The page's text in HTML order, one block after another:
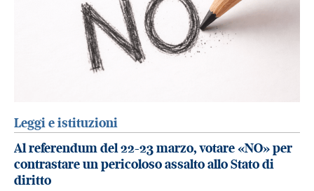
Leggi e istituzioni
Al referendum del 22-23 marzo, votare «NO» per
contrastare un pericoloso assalto allo Stato di
diritto